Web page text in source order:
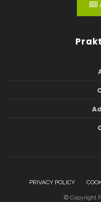
PRIVACY POLICY
© Copyright